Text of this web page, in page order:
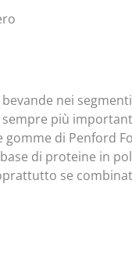
nei
più
di Penford
di proteine in
se